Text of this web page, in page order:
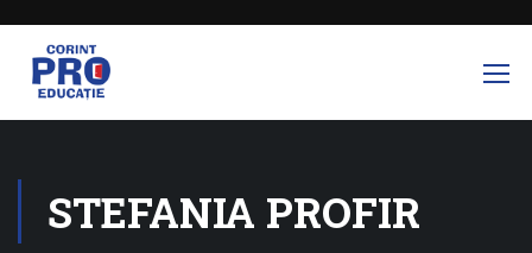
STEFANIA PROFIR